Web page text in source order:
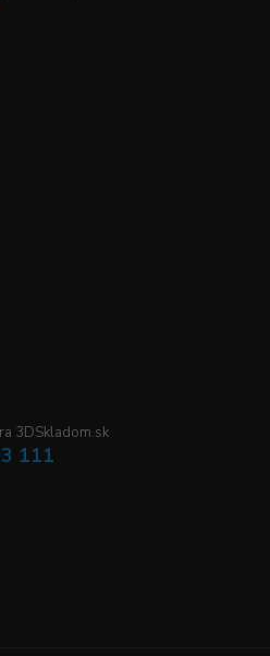
3DSkladom.sk
111